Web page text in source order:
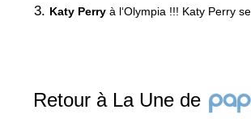
Katy Perry à l‘Olympia !!! Katy Perry
Retour à La Une de